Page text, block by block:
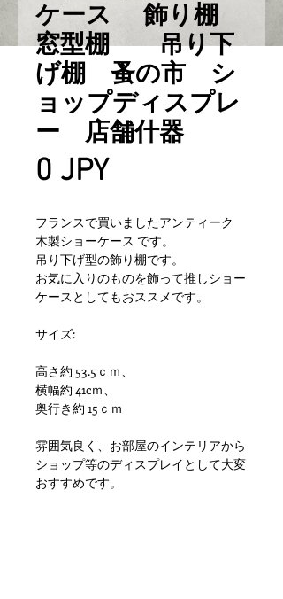
ケース 飾り棚
窓型棚 吊り下
げ棚 蚤の市 シ
ョップディスプレ
ー 店舗什器
0 JPYPrix
フランスで買いましたアンティーク
木製ショーケース です。
吊り下げ型の飾り棚です。
お気に入りのものを飾って推しショー
ケースとしてもおススメです。
サイズ:
高さ約 53.5ｃｍ、
横幅約 41cｍ、
奥行き約 15ｃｍ
雰囲気良く、お部屋のインテリアから
ショップ等のディスプレイとして大変
おすすめです。